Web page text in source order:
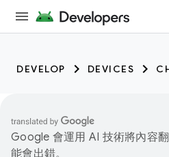
DEVELOP DEVICES
Google 會運用 AI 技術將內容
能會出錯。